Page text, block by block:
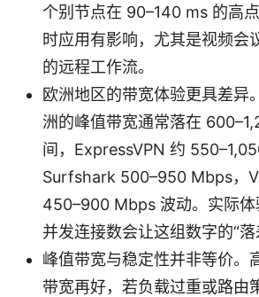
个别节点在 90–140 ms 的高
时应用有影响，尤其是视频会
的远程工作流。
欧洲地区的带宽体验更具差异
洲的峰值带宽通常落在
间，ExpressVPN 约
Surfshark 500–950 Mbps，
450–900 Mbps 波动。实际体
并发连接数会让这组数字的“落
峰值带宽与稳定性并非等价。
带宽再好，若负载过重或路由